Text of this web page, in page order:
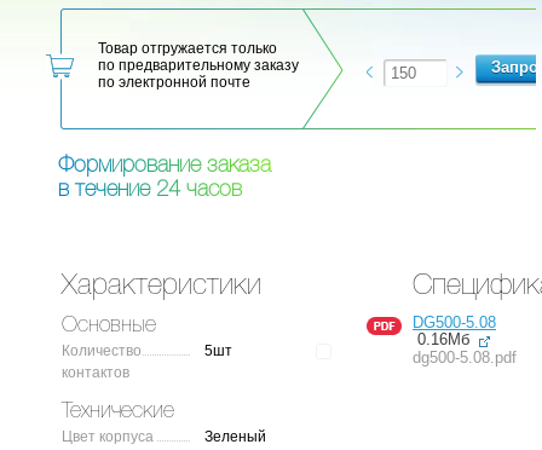
Товар отгружается только
по предварительному заказу
по электронной почте
Формирование заказа
в течение 24 часов
Характеристики
Основные
Количество
контактов
5шт
Технические
Цвет корпуса
Зеленый
DG500-5.08
0.16Мб
dg500-5.08.pdf